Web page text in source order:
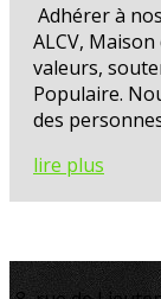
Adhérer à
ALCV,
valeurs,
Populaire.
des
lire plus